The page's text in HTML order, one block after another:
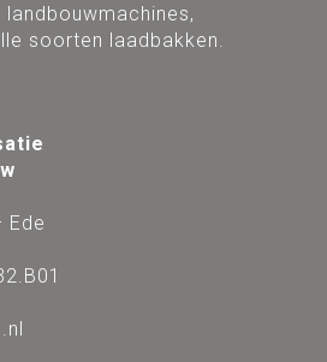
soorten laadbakken.
Ede